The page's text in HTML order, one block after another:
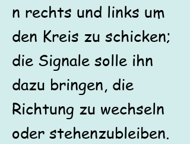
n rechts und links um
den Kreis zu schicken;
die Signale solle ihn
dazu bringen, die
Richtung zu wechseln
oder stehenzubleiben.